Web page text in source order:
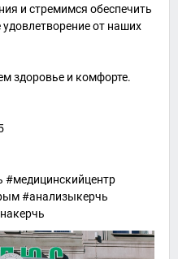
и стремимся обеспечить
от наших
здоровье и комфорте.
#медицинскийцентр
#анализыкерчь